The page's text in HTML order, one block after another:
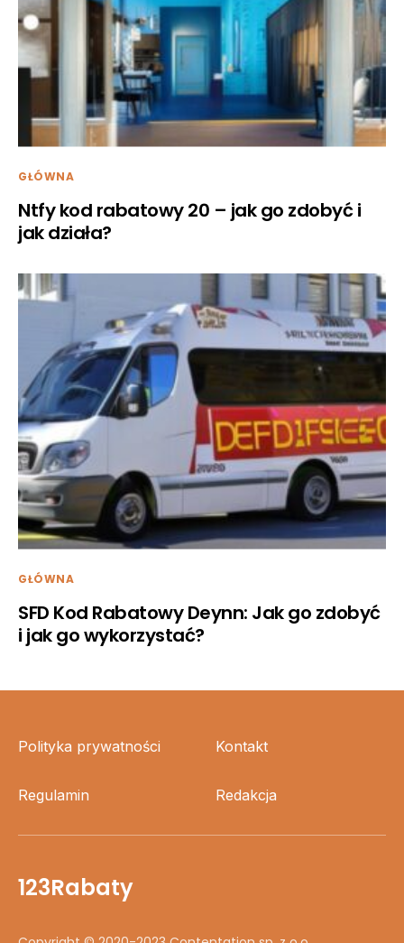
GŁÓWNA
Ntfy kod rabatowy 20 – jak go zdobyć i
jak działa?
GŁÓWNA
SFD Kod Rabatowy Deynn: Jak go zdobyć
i jak go wykorzystać?
Polityka prywatności Kontakt
Regulamin Redakcja
123Rabaty